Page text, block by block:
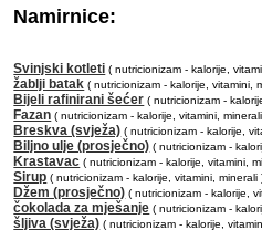
Namirnice:
Svinjski kotleti ( nutricionizam - kalorije,
žablji batak ( nutricionizam - kalorije, vitamini,
Bijeli rafinirani šećer ( nutricionizam -
Fazan ( nutricionizam - kalorije, vitamini,
Breskva (svježa) ( nutricionizam - kalorije,
Biljno ulje (prosječno) ( nutricionizam -
Krastavac ( nutricionizam - kalorije, vitamini,
Sirup ( nutricionizam - kalorije, vitamini, minerali
Džem (prosječno) ( nutricionizam - kalorije,
čokolada za mješanje ( nutricionizam -
šljiva (svježa) ( nutricionizam - kalorije,